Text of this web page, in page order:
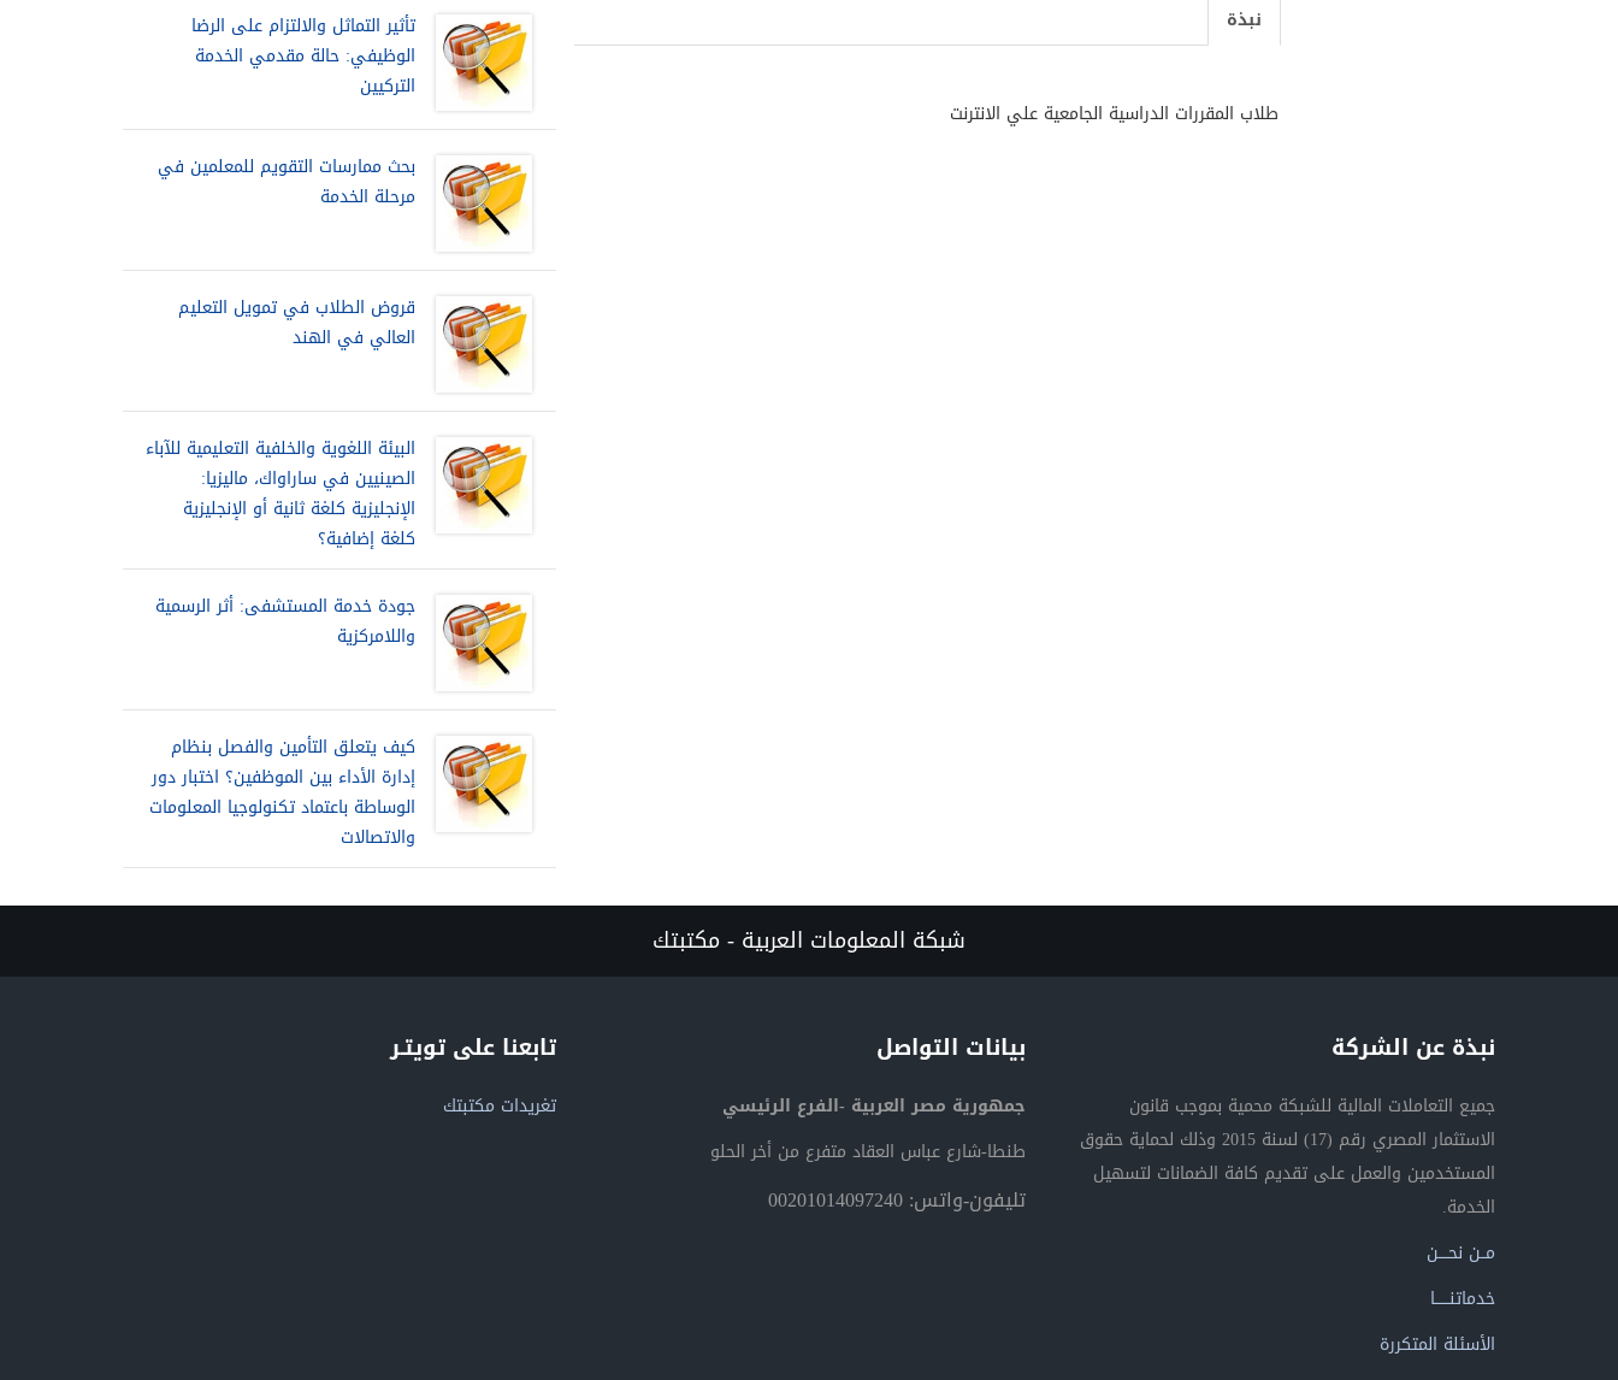
نبذة
طلاب المقررات الدراسية الجامعية علي الانترنت
تأثير التماثل والالتزام على الرضا
الوظيفي: حالة مقدمي الخدمة
التركيين
بحث ممارسات التقويم للمعلمين في
مرحلة الخدمة
قروض الطلاب في تمويل التعليم
العالي في الهند
البيئة اللغوية والخلفية التعليمية للآباء
الصينيين في ساراواك، ماليزيا:
الإنجليزية كلغة ثانية أو الإنجليزية
كلغة إضافية؟
جودة خدمة المستشفى: أثر الرسمية
واللامركزية
كيف يتعلق التأمين والفصل بنظام
إدارة الأداء بين الموظفين؟ اختبار دور
الوساطة باعتماد تكنولوجيا المعلومات
والاتصالات
شبكة المعلومات العربية - مكتبتك
نبذة عن الشركة
جميع التعاملات المالية للشبكة محمية بموجب قانون
الاستثمار المصري رقم (17) لسنة 2015 وذلك لحماية حقوق
المستخدمين والعمل على تقديم كافة الضمانات لتسهيل
الخدمة.
مــن نحــــن
خدماتنــــــا
الأسئلة المتكررة
بيانات التواصل
جمهورية مصر العربية -الفرع الرئيسي
طنطا-شارع عباس العقاد متفرع من أخر الحلو
تليفون-واتس: 00201014097240
تابعنا على تويتـر
تغريدات مكتبتك